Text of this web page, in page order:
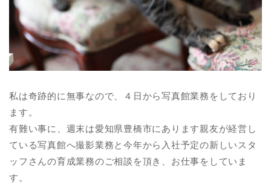
私は奇跡的に無事なので、４日から写真館業務をしており
ます。
有難い事に、週末は愛知県豊橋市にあります親友が経営し
ている写真館へ撮影業務と今年から入社予定の新しいスタ
ッフさんの育成業務のご相談を頂き、お仕事をしていま
す。